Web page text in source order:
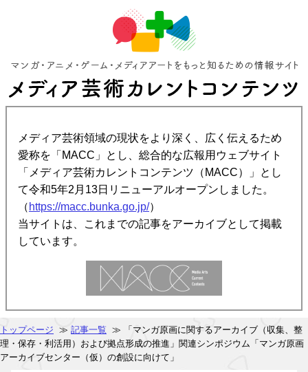
メディア芸術領域の現状をより深く、広く伝えるため
愛称を「MACC」とし、総合的な広報用ウェブサイト
「メディア芸術カレントコンテンツ（MACC）」とし
て令和5年2月13日リニューアルオープンしました。
（ https://macc.bunka.go.jp/）
当サイトは、これまでの記事をアーカイブとして掲載
しています。
トップページ ≫ 記事一覧 ≫ 「マンガ原画に関するアーカイブ（収集、整
理・保存・利活用）および拠点形成の推進」関連シンポジウム「マンガ原画
アーカイブセンター（仮）の創設に向けて」